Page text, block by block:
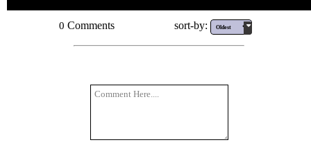
0 Comments sort-by: